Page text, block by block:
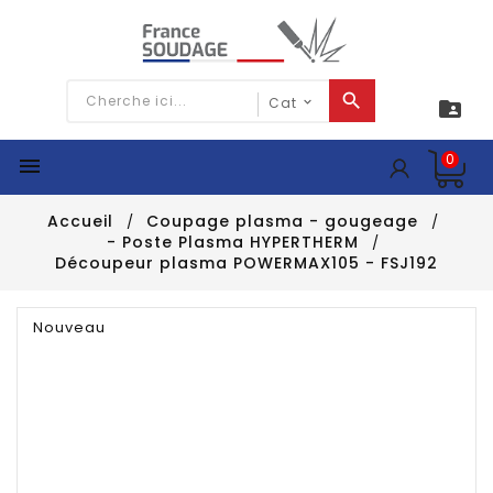

 0
Accueil
Coupage plasma - gougeage
- Poste Plasma HYPERTHERM
Découpeur plasma POWERMAX105 - FSJ192
Nouveau